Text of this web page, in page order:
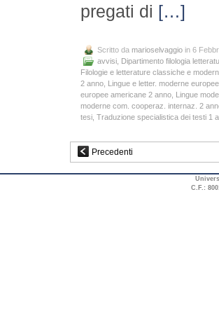
pregati di […]
Scritto da marioselvaggio in 6
avvisi Dipartimento filologia
Filologie e letterature classiche e
2 anno Lingue e letter. moderne
europee americane 2 anno Lingue
moderne com. cooperaz. internaz. 2
tesi Traduzione specialistica dei testi 1
Precedenti
C.F.: